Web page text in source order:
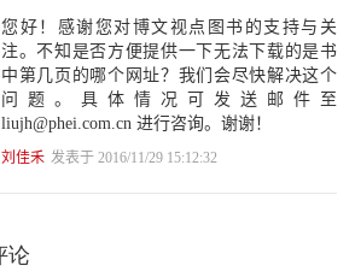
您好！感谢您对博文视点图书的支持与关
注。不知是否方便提供一下无法下载的是书
中第几页的哪个网址？我们会尽快解决这个
问题。具体情况可发送邮件至
liujh@phei.com.cn 进行咨询。谢谢！
刘佳禾 发表于 2016/11/29 15:12:32